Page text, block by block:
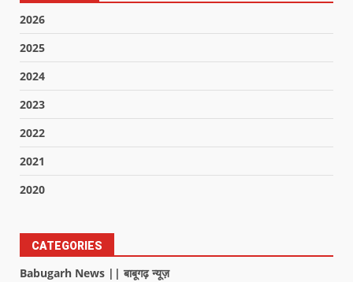
2026
2025
2024
2023
2022
2021
2020
CATEGORIES
Babugarh News || बाबूगढ़ न्यूज़